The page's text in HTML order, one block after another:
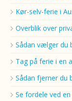
Kør-selv-ferie i
Overblik over
Sådan vælger du
Tag på ferie i en
Sådan fjerner du
Se fordele ved